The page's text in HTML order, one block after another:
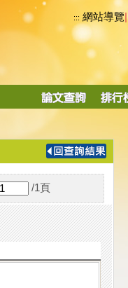
::: 網站導覽
導
/1 頁